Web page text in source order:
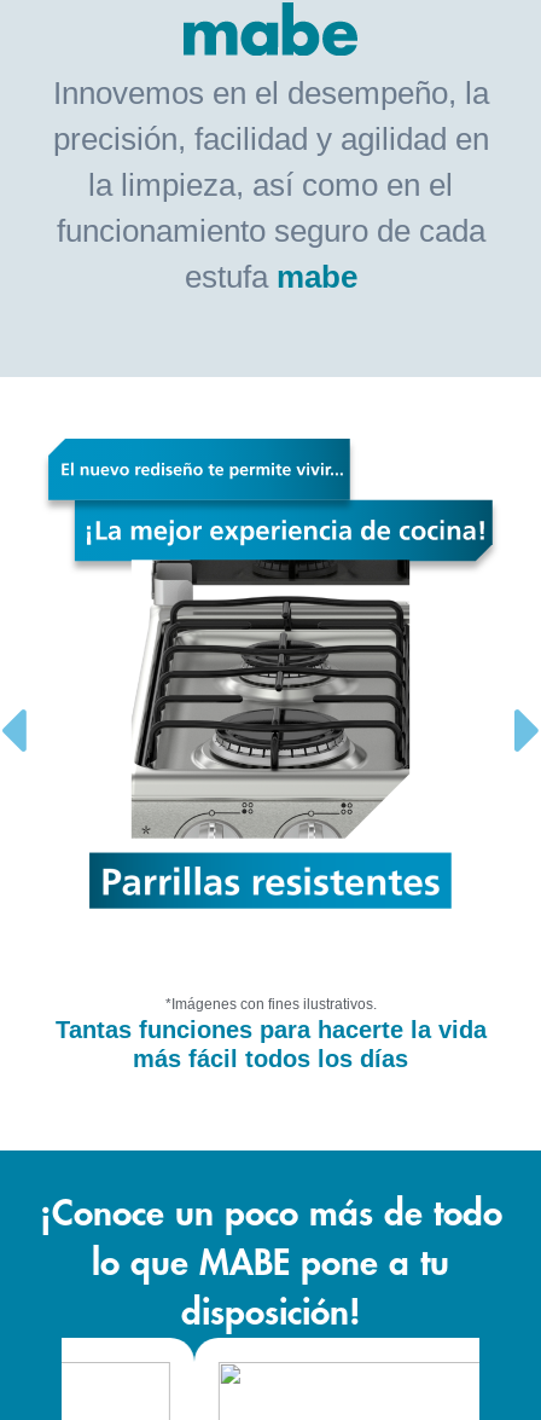
Innovemos en el desempeño, la
precisión, facilidad y agilidad en
la limpieza, así como en el
funcionamiento seguro de cada
estufa mabe
*Imágenes con fines ilustrativos.
Tantas funciones para hacerte la vida
más fácil todos los días
¡Conoce un poco más de todo
lo que MABE pone a tu
disposición!